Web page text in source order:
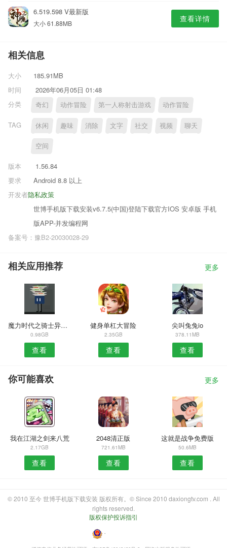
6.519.598 V最新版
大小 61.88MB 查看详情
相关信息
大小
185.91MB
时间
2026年06月05日 01:48
分类
奇幻 动作冒险 第一人称射击游戏 动作冒险
TAG 休闲 趣味 消除 文字 社交 视频 聊天
空间
版本
1.56.84
要求
Android 8.8 以上
隐私政策
开发者
世博手机版下载安装v6.7.5(中国)登陆下载官方IOS 安卓版 手机
版APP-并发编程网
备案号：豫B2-20030028-29
相关应用推荐 更多
魔力时代之骑士异闻录官方版
0.98GB
查看
健身单杠大冒险
2.35GB
查看
尖叫兔兔io
378.11MB
查看
你可能喜欢 更多
我在江湖之剑来八荒
2.17GB
查看
2048清正版
721.61MB
查看
这就是战争免费版
50.6MB
查看
© 2010 至今 世博手机版下载安装 版权所有。© Since 2010 daxiongtv.com . All
rights reserved.
版权保护投诉指引
・